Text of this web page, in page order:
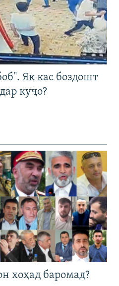
Як кас боздошт
куҷо?
хоҳад баромад?